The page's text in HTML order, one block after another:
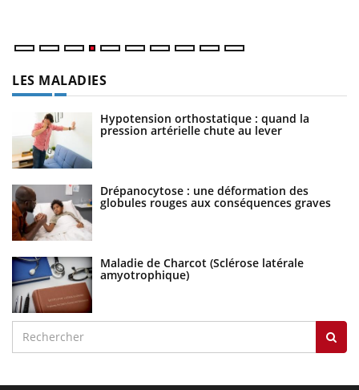
LES MALADIES
Hypotension orthostatique : quand la
pression artérielle chute au lever
Drépanocytose : une déformation des
globules rouges aux conséquences graves
Maladie de Charcot (Sclérose latérale
amyotrophique)